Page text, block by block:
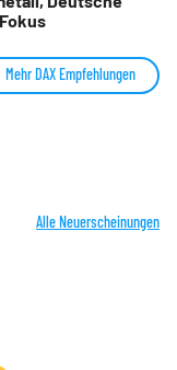
Mehr DAX Empfehlungen
Alle Neuerscheinungen